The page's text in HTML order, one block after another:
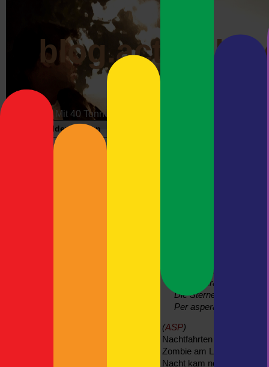
Mit 40 Tonnen über die Datenautobahn
Bildergalerien
Der Weg ist nie das
Per aspera ad aspera
Die Sterne fest im
Per aspera ad aspera,
(ASP)
Nachtfahrten sind nicht
Zombie am Lenkrad und
Nacht kam noch dazu